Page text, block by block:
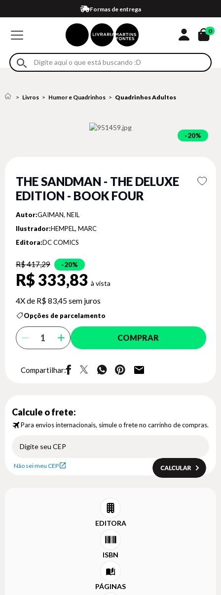
Formas de entrega
Compra 100% segura
Em até 4x sem juros no cartão*
Retire na loja
Eventos
0
Livros Humor e Quadrinhos Quadrinhos Adultos
20%
THE SANDMAN - THE DELUXE
EDITION - BOOK FOUR
Autor:GAIMAN, NEIL
Ilustrador:HEMPEL, MARC
Editora:DC COMICS
R$ 417,29 20%
R$ 333,83
4X de R$ 83,45sem juros
Opções de parcelamento
COMPRAR
Compartilhar:
Calcule o frete:
Para envios internacionais, simule o frete no carrinho de compras.
Não sei meu CEP
EDITORA
ISBN
PÁGINAS